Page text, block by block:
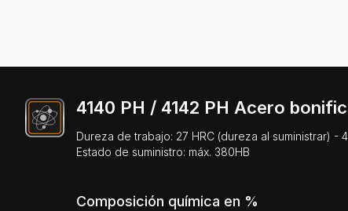
4140 PH / 4142 PH Acero
Dureza de trabajo: 27 HRC (dureza al suministrar) -
Estado de suministro: máx. 380HB
Composición química en %